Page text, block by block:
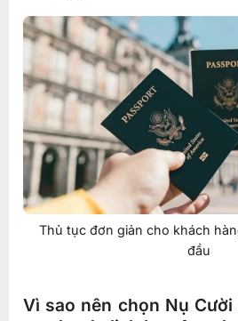
Thủ tục đơn giản cho khách
đầu
Vì sao nên chọn Nụ